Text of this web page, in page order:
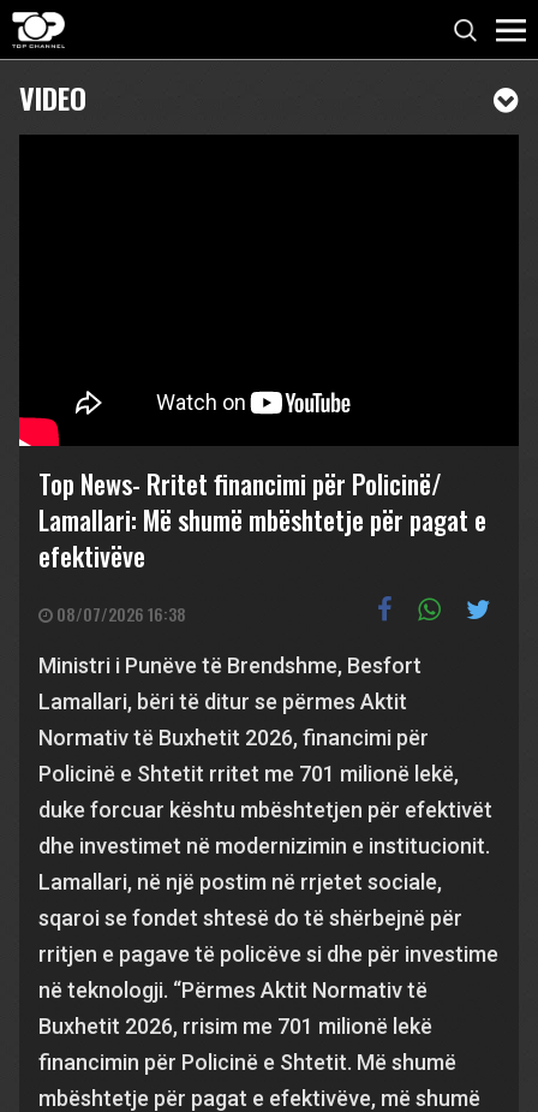
VIDEO
Top News- Rritet financimi për Policinë/
Lamallari: Më shumë mbështetje për pagat e
efektivëve
08/07/2026 16:38
Ministri i Punëve të Brendshme, Besfort
Lamallari, bëri të ditur se përmes Aktit
Normativ të Buxhetit 2026, financimi për
Policinë e Shtetit rritet me 701 milionë lekë,
duke forcuar kështu mbështetjen për efektivët
dhe investimet në modernizimin e institucionit.
Lamallari, në një postim në rrjetet sociale,
sqaroi se fondet shtesë do të shërbejnë për
rritjen e pagave të policëve si dhe për investime
në teknologji. “Përmes Aktit Normativ të
Buxhetit 2026, rrisim me 701 milionë lekë
financimin për Policinë e Shtetit. Më shumë
mbështetje për pagat e efektivëve, më shumë